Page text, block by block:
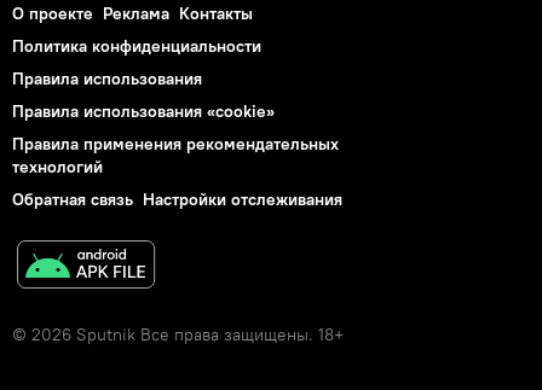
О проекте Реклама Контакты
Политика конфиденциальности
Правила использования
Правила использования «cookie»
Правила применения рекомендательных
технологий
Обратная связь Настройки отслеживания
© 2026 Sputnik Все права защищены. 18+